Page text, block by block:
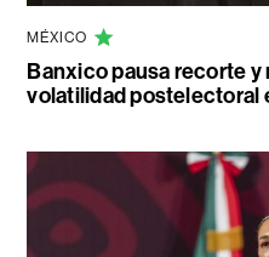
MÉXICO
Banxico pausa recorte y
volatilidad postelectoral